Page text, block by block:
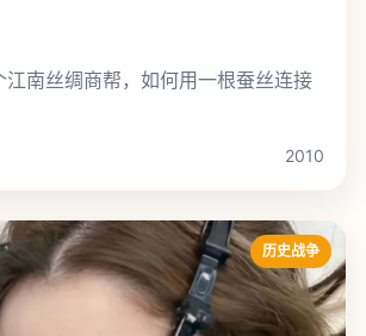
江南丝绸商帮，如何用一根蚕丝连接
2010
历史战争